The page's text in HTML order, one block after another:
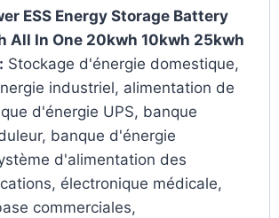
ESS Energy Storage Battery
All In One 20kwh 10kwh 25kwh
Stockage d'énergie domestique,
industriel, alimentation de
d'énergie UPS, banque
banque d'énergie
d'alimentation des
électronique médicale,
commerciales,